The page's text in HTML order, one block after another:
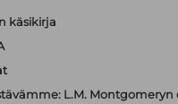
käsikirja
L.M. Montgomeryn